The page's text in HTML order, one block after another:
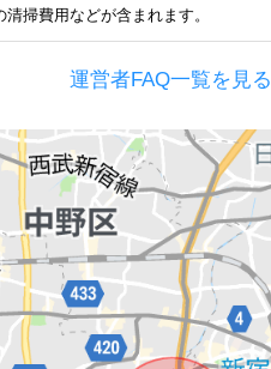
掃費用などが含まれます。
運営者FAQ一覧を見る